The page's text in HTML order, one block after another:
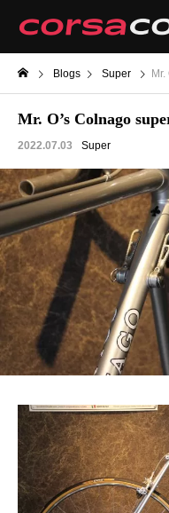
Blogs Super
Mr. O’s Colnago
2022.07.03 Super